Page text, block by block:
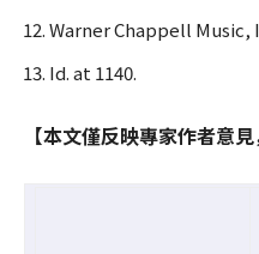
Warner Chappell Music,
Id. at 1140.
【本文僅反映專家作者意